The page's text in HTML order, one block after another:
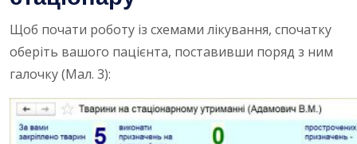
Щоб почати роботу із схемами лікування, спочатку
оберіть вашого пацієнта, поставивши поряд з ним
галочку (Мал. 3):